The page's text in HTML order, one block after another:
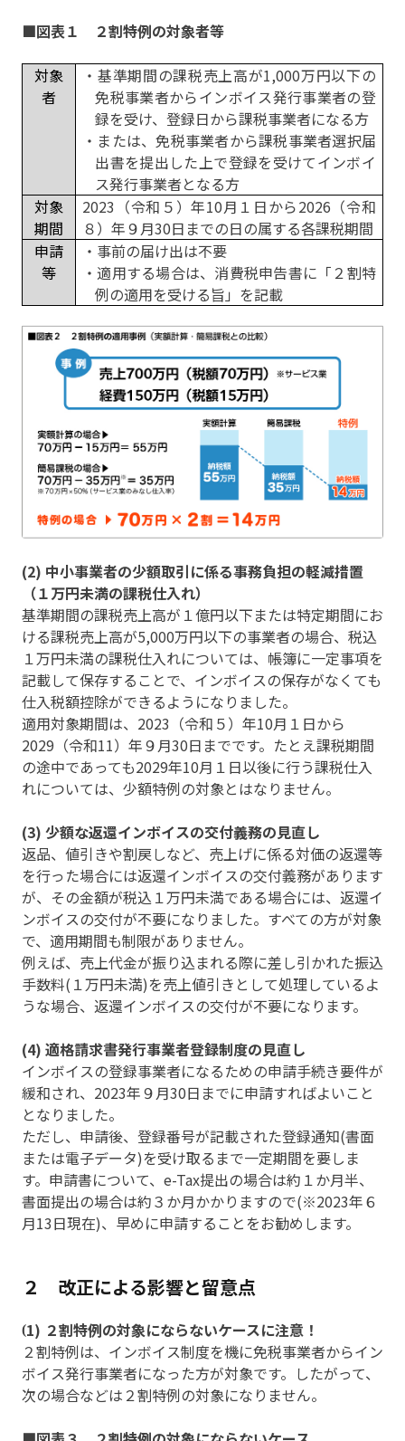
■図表１ ２割特例の対象者等
対象
者
・基準期間の課税売上高が1,000万円以下の
免税事業者からインボイス発行事業者の登
録を受け、登録日から課税事業者になる方
・または、免税事業者から課税事業者選択届
出書を提出した上で登録を受けてインボイ
ス発行事業者となる方
対象
期間
2023（令和５）年10月１日から2026 （令和
８）年９月30日までの日の属する各課税期間
申請
等
・事前の届け出は不要
・適用する場合は、消費税申告書に「２割特
例の適用を受ける旨」を記載
(2) 中小事業者の少額取引に係る事務負担の軽減措置
（１万円未満の課税仕入れ）
基準期間の課税売上高が１億円以下または特定期間にお
ける課税売上高が5,000万円以下の事業者の場合、税込
１万円未満の課税仕入れについては、帳簿に一定事項を
記載して保存することで、インボイスの保存がなくても
仕入税額控除ができるようになりました。
適用対象期間は、2023（令和５）年10月１日から
2029（令和11）年９月30日までです。たとえ課税期間
の途中であっても2029年10月１日以後に行う課税仕入
れについては、少額特例の対象とはなりません。
(3) 少額な返還インボイスの交付義務の見直し
返品、値引きや割戻しなど、売上げに係る対価の返還等
を行った場合には返還インボイスの交付義務があります
が、その金額が税込１万円未満である場合には、返還イ
ンボイスの交付が不要になりました。すべての方が対象
で、適用期間も制限がありません。
例えば、売上代金が振り込まれる際に差し引かれた振込
手数料(１万円未満)を売上値引きとして処理しているよ
うな場合、返還インボイスの交付が不要になります。
(4) 適格請求書発行事業者登録制度の見直し
インボイスの登録事業者になるための申請手続き要件が
緩和され、2023年９月30日までに申請すればよいこと
となりました。
ただし、申請後、登録番号が記載された登録通知(書面
または電子データ)を受け取るまで一定期間を要しま
す。申請書について、e-Tax提出の場合は約１か月半、
書面提出の場合は約３か月かかりますので(※2023年６
月13日現在)、早めに申請することをお勧めします。
２ 改正による影響と留意点
(1) ２割特例の対象にならないケースに注意！
２割特例は、インボイス制度を機に免税事業者からイン
ボイス発行事業者になった方が対象です。したがって、
次の場合などは２割特例の対象になりません。